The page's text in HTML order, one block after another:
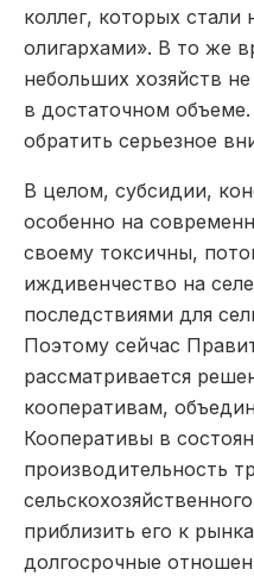
коллег, которых стали
олигархами». В то же
небольших хозяйств
в достаточном
обратить серьезное
В целом, субсидии,
особенно на
своему токсичны,
иждивенчество на
последствиями для
Поэтому сейчас
рассматривается
кооперативам,
Кооперативы в
производительность
приблизить его к
долгосрочные